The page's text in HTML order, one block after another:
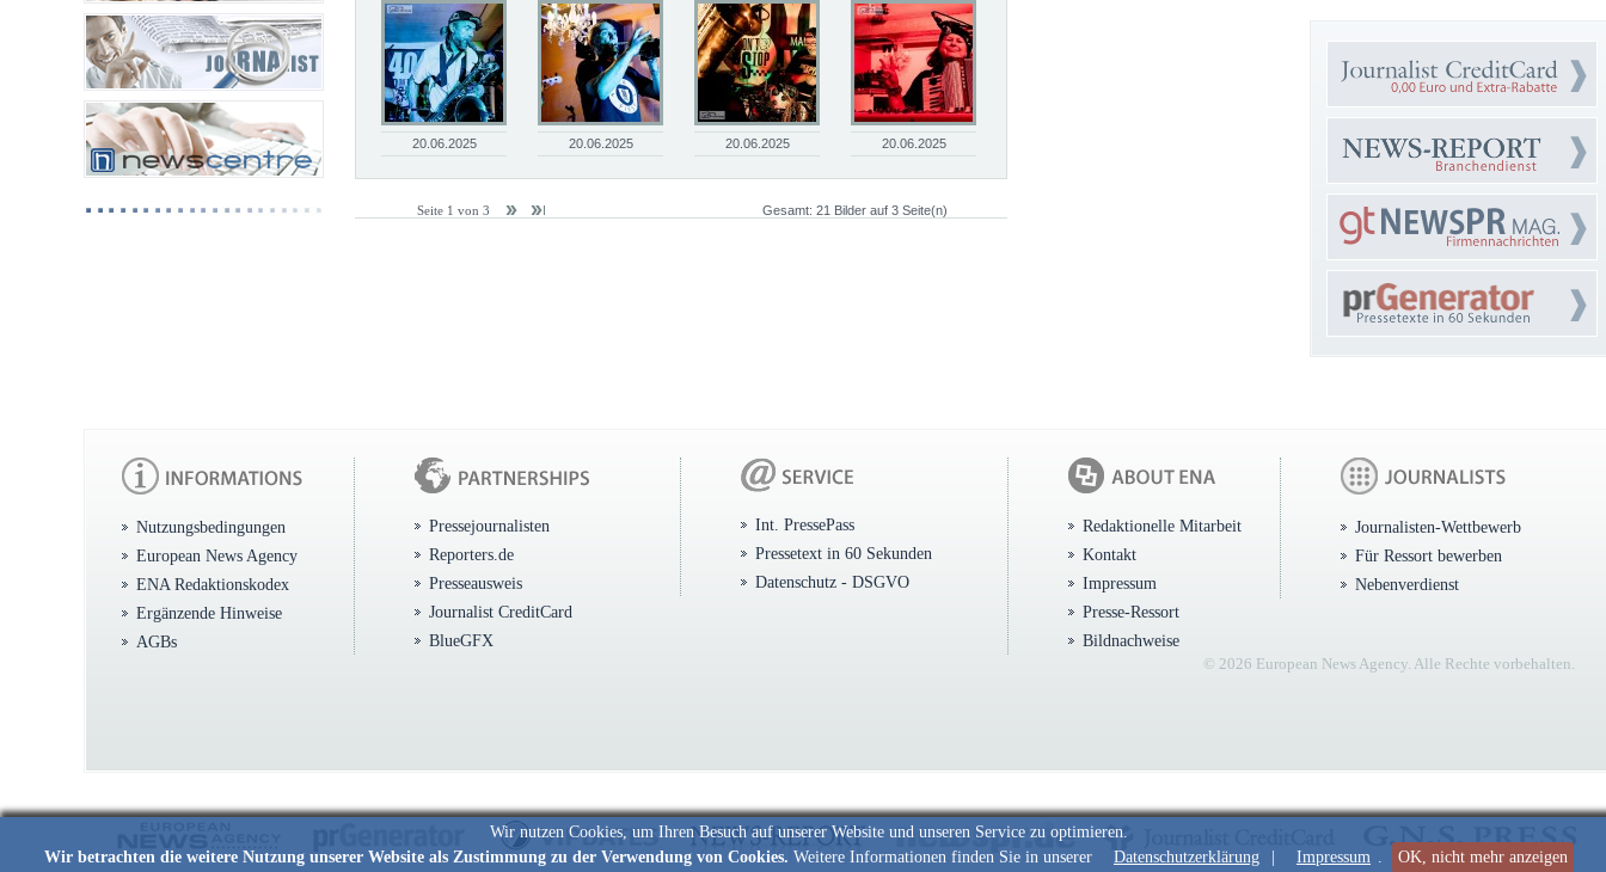
Wir nutzen Cookies, um Ihren Besuch auf unserer Website und unseren Service zu optimieren.
Wir betrachten die weitere Nutzung unserer Website als Zustimmung zu der Verwendung von Cookies. Weitere Informationen finden Sie in unserer Datenschutzerklärung Impressum . OK, nicht mehr anzeigen
20.06.2025 20.06.2025 20.06.2025 20.06.2025
Seite 1 von 3 Gesamt: 21 Bilder auf 3 Seite(n)
Nutzungsbedingungen
European News Agency
ENA Redaktionskodex
Ergänzende Hinweise
AGBs
Pressejournalisten
Reporters.de
Presseausweis
Journalist CreditCard
BlueGFX
Int. PressePass
Pressetext in 60 Sekunden
Datenschutz - DSGVO
Redaktionelle Mitarbeit
Kontakt
Impressum
Presse-Ressort
Bildnachweise
Journalisten-Wettbewerb
Für Ressort bewerben
Nebenverdienst
© 2026 European News Agency. Alle Rechte vorbehalten.